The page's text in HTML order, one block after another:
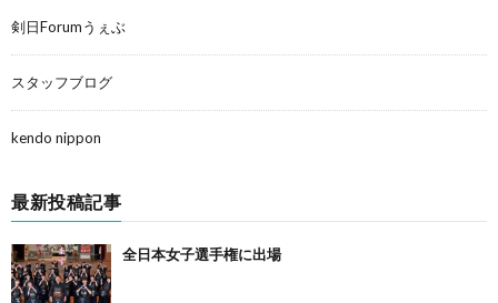
剣日Forumうぇぶ
スタッフブログ
kendo nippon
最新投稿記事
全日本女子選手権に出場